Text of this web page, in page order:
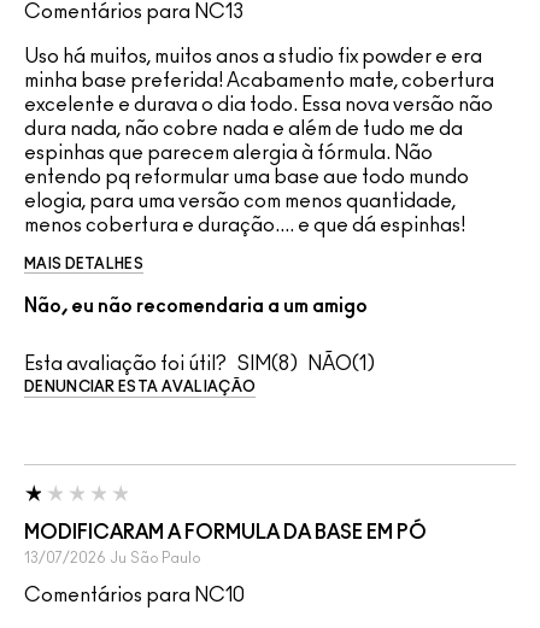
Comentários para NC13
Uso há muitos, muitos anos a studio fix powder e era
minha base preferida! Acabamento mate, cobertura
excelente e durava o dia todo. Essa nova versão não
dura nada, não cobre nada e além de tudo me da
espinhas que parecem alergia à fórmula. Não
entendo pq reformular uma base aue todo mundo
elogia, para uma versão com menos quantidade,
menos cobertura e duração.... e que dá espinhas!
MAIS DETALHES
Não, eu não recomendaria a um amigo
Esta avaliação foi útil? 8 1
DENUNCIAR ESTA AVALIAÇÃO
MODIFICARAM A FORMULA DA BASE EM PÓ
13/07/2026 Ju São Paulo
Comentários para NC10